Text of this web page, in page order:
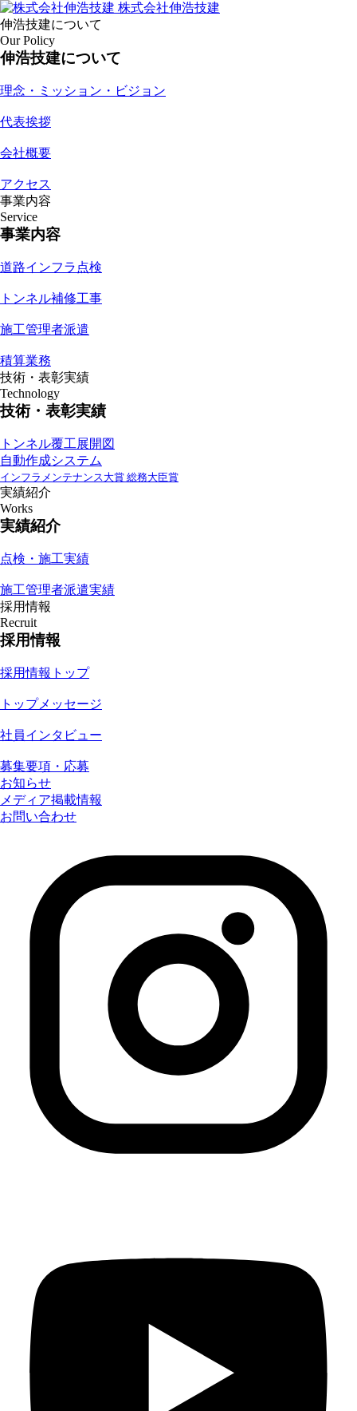
株式会社伸浩技建
伸浩技建について
Our Policy
伸浩技建について
理念・ミッション・ビジョン
代表挨拶
会社概要
アクセス
事業内容
Service
事業内容
道路インフラ点検
トンネル補修工事
施工管理者派遣
積算業務
技術・表彰実績
Technology
技術・表彰実績
トンネル覆工展開図
自動作成システム
インフラメンテナンス大賞 総務大臣賞
実績紹介
Works
実績紹介
点検・施工実績
施工管理者派遣実績
採用情報
Recruit
採用情報
採用情報トップ
トップメッセージ
社員インタビュー
募集要項・応募
お知らせ
メディア掲載情報
お問い合わせ